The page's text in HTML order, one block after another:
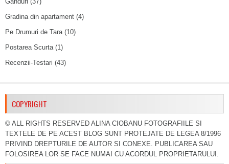
Gradina din apartament (4)
Pe Drumuri de Tara(10)
Postarea Scurta(1)
Recenzii-Testari (43)
COPYRIGHT
© ALL RIGHTS RESERVED ALINA CIOBANU FOTOGRAFIILE SI
TEXTELE DE PE ACEST BLOG SUNT PROTEJATE DE LEGEA 8/1996
PRIVIND DREPTURILE DE AUTOR SI CONEXE. PUBLICAREA SAU
FOLOSIREA LOR SE FACE NUMAI CU ACORDUL PROPRIETARULUI.